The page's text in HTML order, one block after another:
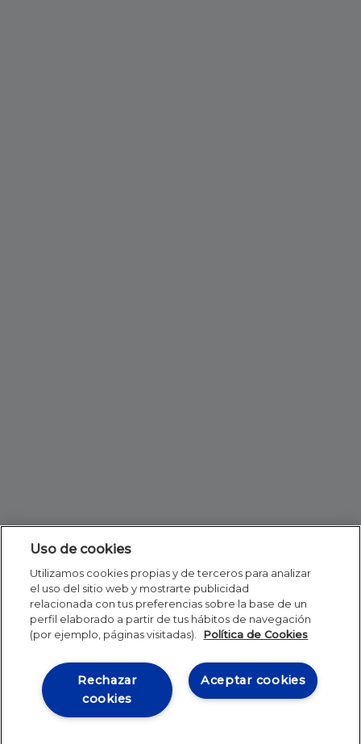
Uso de cookies
Utilizamos cookies propias y de terceros para analizar
el uso del sitio web y mostrarte publicidad
relacionada con tus preferencias sobre la base de un
perfil elaborado a partir de tus hábitos de navegación
(por ejemplo, páginas visitadas).
Política de Cookies
Aceptar cookies
Rechazar
cookies